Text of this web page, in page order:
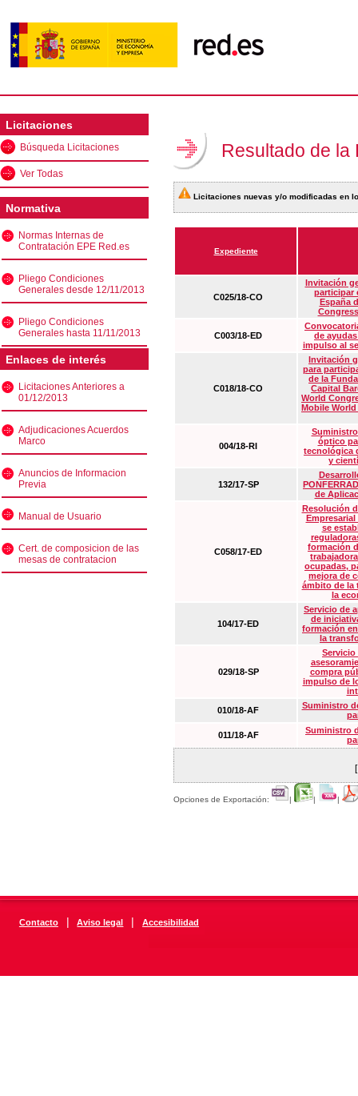
Licitaciones
Búsqueda Licitaciones
Ver Todas
Normativa
Normas Internas de
Contratación EPE Red.es
Pliego Condiciones
Generales desde 12/11/2013
Pliego Condiciones
Generales hasta 11/11/2013
Enlaces de interés
Licitaciones Anteriores a
01/12/2013
Adjudicaciones Acuerdos
Marco
Anuncios de Informacion
Previa
Manual de Usuario
Cert. de composicion de las
mesas de contratacion
Resultado de la
Licitaciones nuevas y/o modificadas en
Expediente
C025/18-CO
Invitación
participar
España
C003/18-ED
de
impulso al
C018/18-CO
Invitación
para
de la
Capital
World
Mobile
004/18-RI
óptico
tecnológica
y
132/17-SP
de
C058/17-ED
Resolución
Empresarial
se
formación
ocupadas,
mejora de
ámbito de la
la
104/17-ED
Servicio de
de
formación
la
029/18-SP
Servicio
compra
impulso de
010/18-AF
Suministro
011/18-AF
Suministro
Opciones de Exportación: | | |
Contacto | Aviso legal | Accesibilidad